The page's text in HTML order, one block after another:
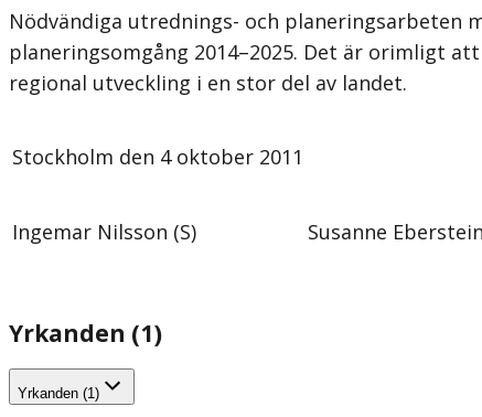
Nödvändiga utrednings- och planeringsarbeten
planeringsomgång 2014–2025. Det är orimligt
regional utveckling i en stor del av landet.
Stockholm den 4 oktober 2011
Ingemar Nilsson (S) Susanne
Yrkanden (1)
Yrkanden (1)